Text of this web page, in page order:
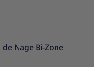
de Nage Bi-Zone